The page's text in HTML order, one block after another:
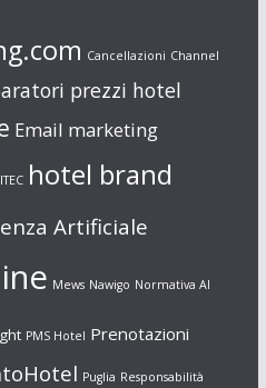
Cancellazioni Channel
prezzi hotel
Email marketing
hotel brand
Artificiale
Mews Nawigo Normativa AI
PMS Hotel Prenotazioni
Puglia Responsabilità